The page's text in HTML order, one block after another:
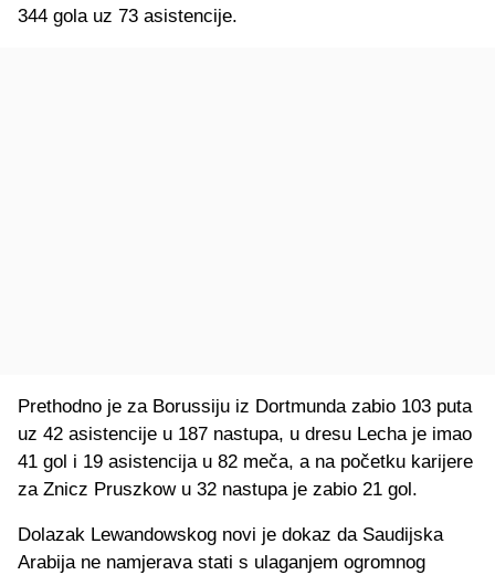
344 gola uz 73 asistencije.
Prethodno je za Borussiju iz Dortmunda zabio 103 puta
uz 42 asistencije u 187 nastupa, u dresu Lecha je imao
41 gol i 19 asistencija u 82 meča, a na početku karijere
za Znicz Pruszkow u 32 nastupa je zabio 21 gol.
Dolazak Lewandowskog novi je dokaz da Saudijska
Arabija ne namjerava stati s ulaganjem ogromnog